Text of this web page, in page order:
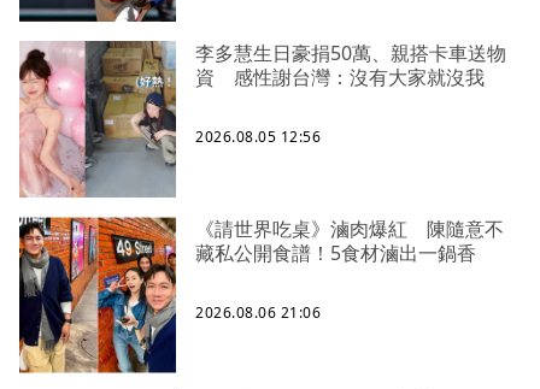
李多慧生日豪捐50萬、親搭卡車送物
資 感性謝台灣：沒有大家就沒我
2026.08.05 12:56
《請世界吃桌》滷肉爆紅 陳隨意不
藏私公開食譜！5食材滷出一鍋香
2026.08.06 21:06